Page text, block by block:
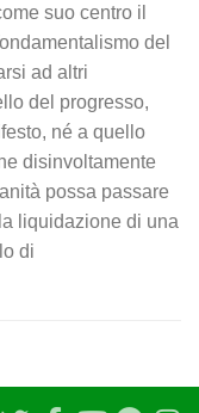
suo centro il
del
ad altri
del progresso,
né a quello
disinvoltamente
possa passare
liquidazione di una
di